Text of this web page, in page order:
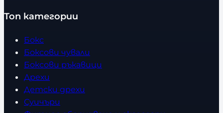
Топ категории
Бокс
Боксови чували
Боксови ръкавици
Дрехи
Детски дрехи
Суичъри